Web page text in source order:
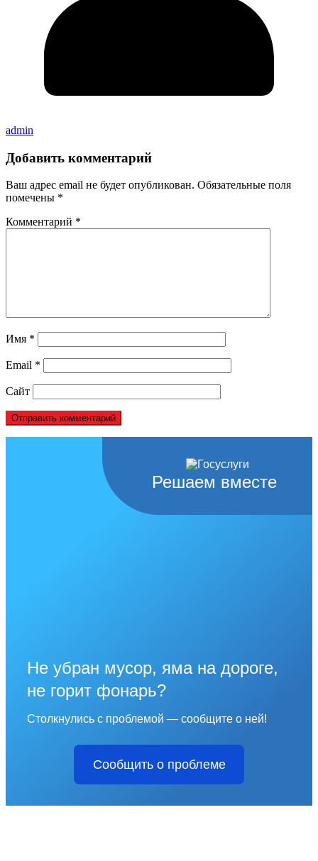
admin
Добавить комментарий
Ваш адрес email не будет опубликован. Обязательные поля
помечены *
Комментарий *
Имя *
Email *
Сайт
Решаем вместе
Не убран мусор, яма на дороге,
не горит фонарь?
Столкнулись с проблемой — сообщите о ней!
Сообщить о проблеме